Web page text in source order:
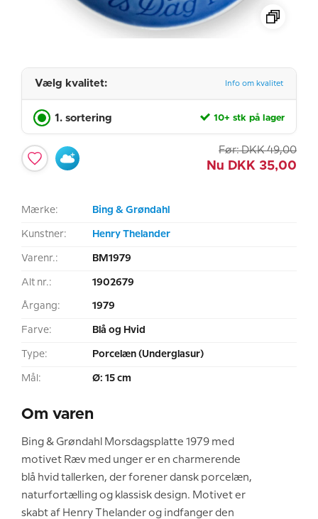
Vælg kvalitet: Info om kvalitet
1. sortering 10+ stk på lager
Før: DKK 49,00
Nu DKK 35,00
Mærke: Bing & Grøndahl
Kunstner: Henry Thelander
Varenr.: BM1979
Alt nr.: 1902679
Årgang: 1979
Farve: Blå og Hvid
Type: Porcelæn (Underglasur)
Mål: Ø: 15 cm
Om varen
Bing & Grøndahl Morsdagsplatte 1979 med
motivet Ræv med unger er en charmerende
blå hvid tallerken, der forener dansk porcelæn,
naturfortælling og klassisk design. Motivet er
skabt af Henry Thelander og indfanger den